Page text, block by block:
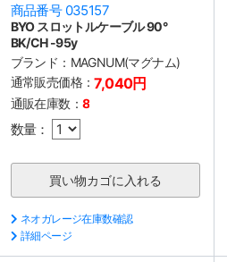
商品番号 035157
BYO スロットルケーブル 90°
BK/CH -95y
ブランド： MAGNUM(マグナム)
通常販売価格：7,040円
通販在庫数： 8
数量：
ネオガレージ在庫数確認
詳細ページ